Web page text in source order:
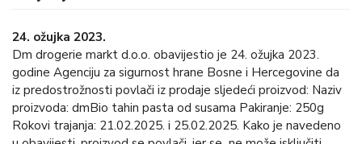
24. ožujka 2023.
Dm drogerie markt d.o.o. obavijestio je 24. ožujka 2023.
godine Agenciju za sigurnost hrane Bosne i Hercegovine da
iz predostrožnosti povlači iz prodaje sljedeći proizvod: Naziv
proizvoda: dmBio tahin pasta od susama Pakiranje: 250g
Rokovi trajanja: 21.02.2025. i 25.02.2025. Kako je navedeno